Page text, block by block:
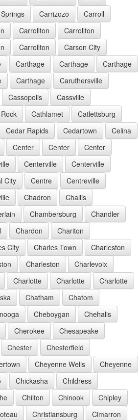
Carrizozo
Carroll
Carrollton
Carrollton
Carrollton
Carson City
Carthage Carthage
Carthage
Carthage
Caruthersville
Cassopolis
Cassville
Cathlamet
Catlettsburg
Cedar Rapids Cedartown
Celina
Center Center
Center
Centerville
Centerville
City Centre
Centreville
Chadron
Challis
Chambersburg
Chandler
Chardon
Chariton
City Charles Town
Charleston
Charleston
Charlevoix
Charlotte Charlotte
Charlotte
Chatham
Chatom
Cheboygan
Chehalis
Cherokee
Chesapeake
Chester
Chesterfield
Cheyenne Wells
Cheyenne
Chickasha
Childress
Chilton Chinook
Chipley
Christiansburg
Cimarron